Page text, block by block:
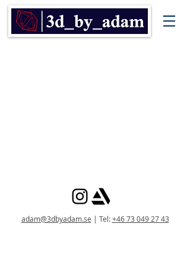
adam@3dbyadam.se | Tel:+46 73 049 27 43